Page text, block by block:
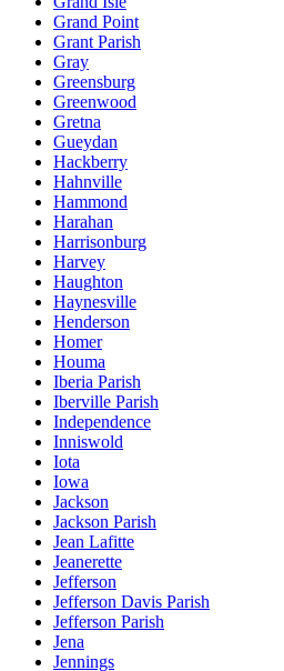
Grand Point
Grant Parish
Gray
Greensburg
Greenwood
Gretna
Gueydan
Hackberry
Hahnville
Hammond
Harahan
Harrisonburg
Harvey
Haughton
Haynesville
Henderson
Homer
Houma
Iberia Parish
Iberville Parish
Independence
Inniswold
Iota
Iowa
Jackson
Jackson Parish
Jean Lafitte
Jeanerette
Jefferson
Jefferson Davis Parish
Jefferson Parish
Jena
Jennings